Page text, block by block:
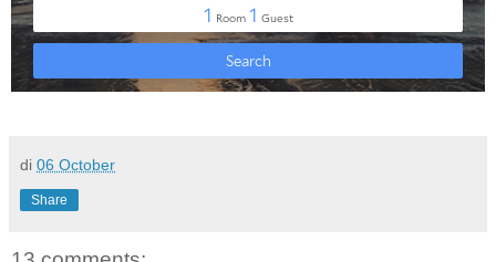
di 06 October
Share